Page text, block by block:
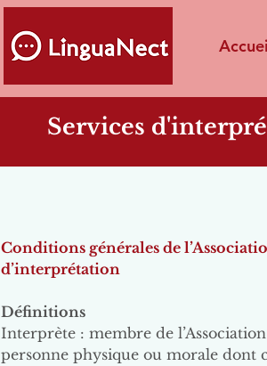
Services
Conditions générales de
d’interprétation
Définitions
Interprète : membre de
personne physique ou morale dont